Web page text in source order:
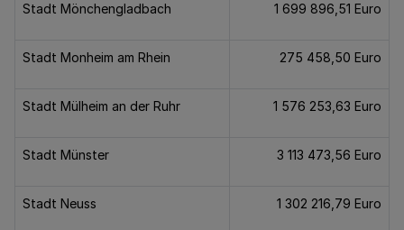
Stadt Mönchengladbach 1 699 896,51 Euro
Stadt Monheim am Rhein 275 458,50 Euro
Stadt Mülheim an der Ruhr 1 576 253,63 Euro
Stadt Münster 3 113 473,56 Euro
Stadt Neuss 1 302 216,79 Euro